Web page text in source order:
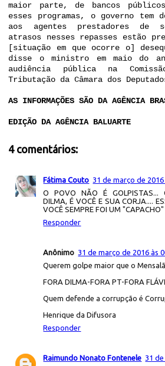
maior parte, de bancos
esses programas, o governo tem
aos agentes prestadores de
atrasos nesses repasses estão
[situação em que ocorre o]
disse o ministro em maio do
audiência pública na
Tributação da Câmara dos
AS INFORMAÇÕES SÃO DA AGÊNCIA
EDIÇÃO DA AGÊNCIA BALUARTE
4 comentários:
Fátima Couto 31 de março de 2016
O POVO NÃO É GOLPISTAS...
DILMA, É VOCÊ E SUA CORJA....
VOCÊ SEMPRE FOI UM "CAPACHO"
Responder
Anônimo 31 de março de 2016 às
Querem golpe maior que o
FORA DILMA-FORA PT-FORA
Quem defende a corrupção é
Henrique da Difusora
Responder
Raimundo Nonato Fontenele 31